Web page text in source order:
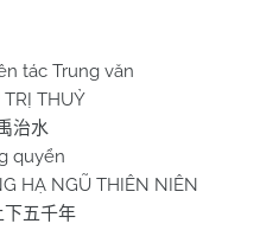
tác Trung văn
THUỶ
治水
quyển
HẠ NGŨ THIÊN NIÊN
下五千年